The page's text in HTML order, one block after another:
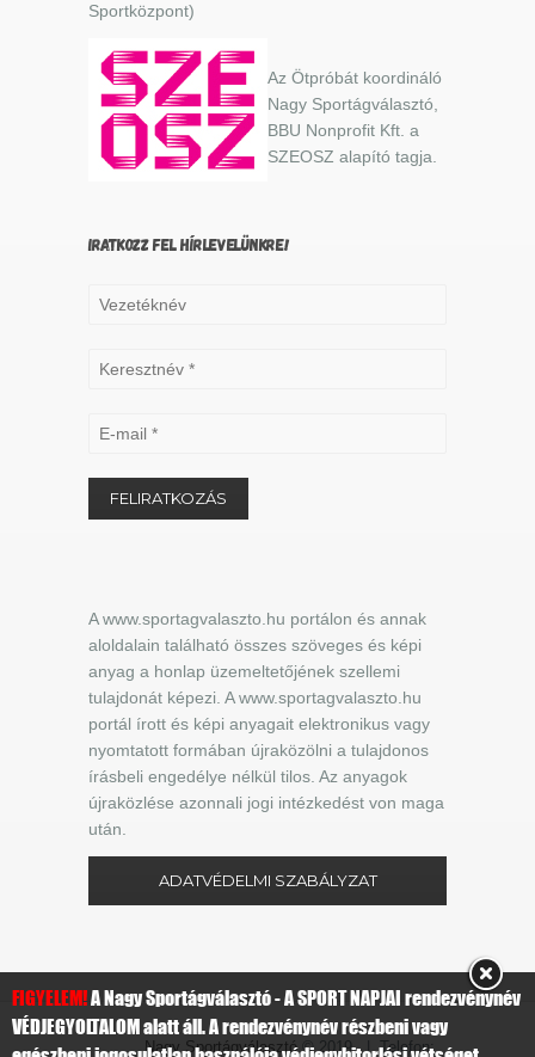
Sportközpont)
Az Ötpróbát koordináló
Nagy Sportágválasztó,
BBU Nonprofit Kft. a
SZEOSZ alapító tagja.
IRATKOZZ FEL HÍRLEVELÜNKRE!
A www.sportagvalaszto.hu portálon és annak
aloldalain található összes szöveges és képi
anyag a honlap üzemeltetőjének szellemi
tulajdonát képezi. A www.sportagvalaszto.hu
portál írott és képi anyagait elektronikus vagy
nyomtatott formában újraközölni a tulajdonos
írásbeli engedélye nélkül tilos. Az anyagok
újraközlése azonnali jogi intézkedést von maga
után.
ADATVÉDELMI SZABÁLYZAT
Nagy Sportágválasztó© 2019 | Telefon:
FIGYELEM!A Nagy Sportágválasztó - A SPORT NAPJAI rendezvénynév
VÉDJEGYOLTALOM alatt áll. A rendezvénynév részbeni vagy